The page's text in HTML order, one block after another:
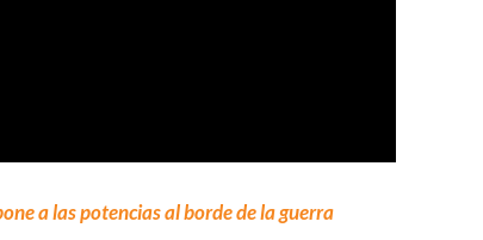
a las potencias al borde de la guerra